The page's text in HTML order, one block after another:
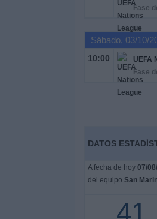
Fase
Sábado, 03/10/
10:00
UEFA
Fase
DATOS
A fecha de hoy 07/
del equipo San
41